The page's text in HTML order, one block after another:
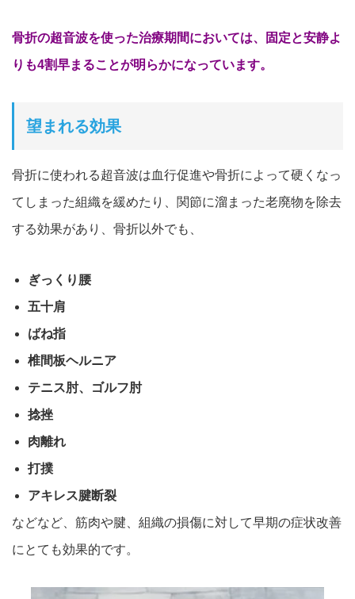
骨折の超音波を使った治療期間においては、固定と安静よ
りも4割早まることが明らかになっています。
望まれる効果
骨折に使われる超音波は血行促進や骨折によって硬くなっ
てしまった組織を緩めたり、 関節に溜まった老廃物を除去
する効果があり、 骨折以外でも、
ぎっくり腰
五十肩
ばね指
椎間板ヘルニア
テニス肘、ゴルフ肘
捻挫
肉離れ
打撲
アキレス腱断裂
などなど、筋肉や腱、組織の損傷に対して早期の症状改善
にとても効果的です。